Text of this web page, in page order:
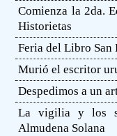
Comienza la 2da.
Historietas
Feria del Libro San
Murió el escritor
Despedimos a un
La vigilia y los
Almudena Solana